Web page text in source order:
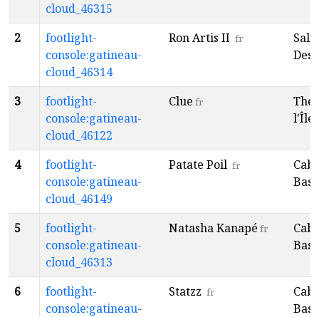
cloud_46315
2
footlight-
console:gatineau-
cloud_46314
Ron Artis II fr
3
footlight-
console:gatineau-
cloud_46122
Clue fr
l'Île
4
footlight-
console:gatineau-
cloud_46149
Patate Poil fr
5
footlight-
console:gatineau-
cloud_46313
Natasha Kanapé fr
6
footlight-
console:gatineau-
Statzz fr